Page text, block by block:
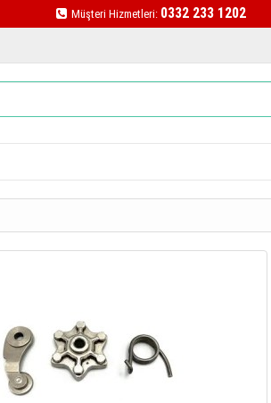
Müşteri Hizmetleri: 0332 233 1202